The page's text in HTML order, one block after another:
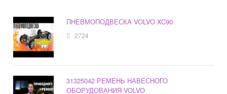
ПНЕВМОПОДВЕСКА VOLVO XC90
2724
31325042 РЕМЕНЬ НАВЕСНОГО
ОБОРУДОВАНИЯ VOLVO